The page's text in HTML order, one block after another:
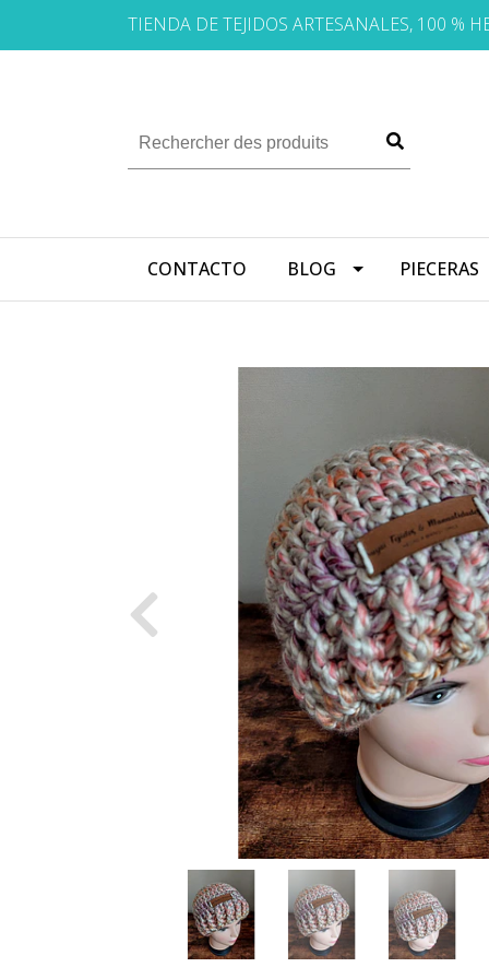
TIENDA DE TEJIDOS ARTESANALES, 100 %
CONTACTO BLOG PIECERAS
Previous